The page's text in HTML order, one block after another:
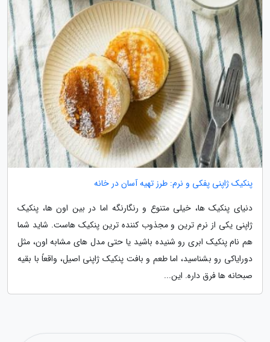
پنکیک ژاپنی پفکی و نرم: طرز تهیه آسان در خانه
دنیای پنکیک ها، خیلی متنوع و رنگارنگه اما در بین اون ها، پنکیک
ژاپنی یکی از نرم ترین و مجذوب کننده ترین پنکیک هاست. شاید شما
هم نام پنکیک ابری رو شنیده باشید یا حتی مدل های مشابه اون، مثل
دورایاکی رو بشناسید، اما طعم و بافت پنکیک ژاپنی اصیل، واقعاً با بقیه
صبحانه ها فرق داره. این...